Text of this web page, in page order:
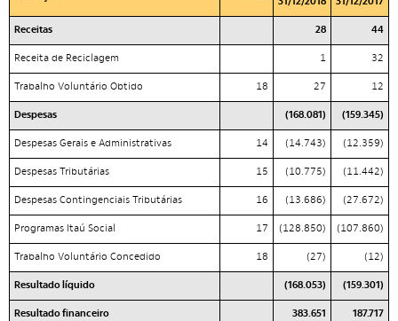
Receitas 28 44
Receita de Reciclagem 1 32
Trabalho Voluntário Obtido 18 27 12
Despesas (168.081) (159.345)
Despesas Gerais e Administrativas 14 (14.743) (12.359)
Despesas Tributárias 15 (10.775) (11.442)
Despesas Contingenciais Tributárias 16 (13.686) (27.672)
Programas Itaú Social 17 (128.850) (107.860)
Trabalho Voluntário Concedido 18 (27) (12)
Resultado líquido (168.053) (159.301)
Resultado financeiro 383.651 187.717